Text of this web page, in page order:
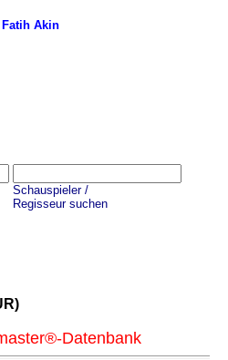
Fatih Akin
Schauspieler /
Regisseur suchen
Datenbank